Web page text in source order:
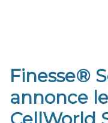
Finesse®
annonce